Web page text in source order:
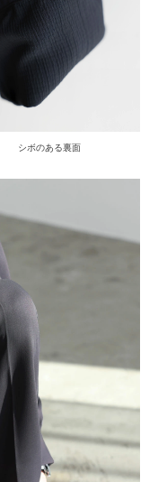
シボのある裏面